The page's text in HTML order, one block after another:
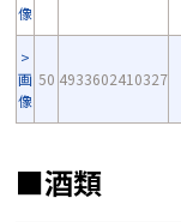
像
画
像
50 4933602410327
■酒類